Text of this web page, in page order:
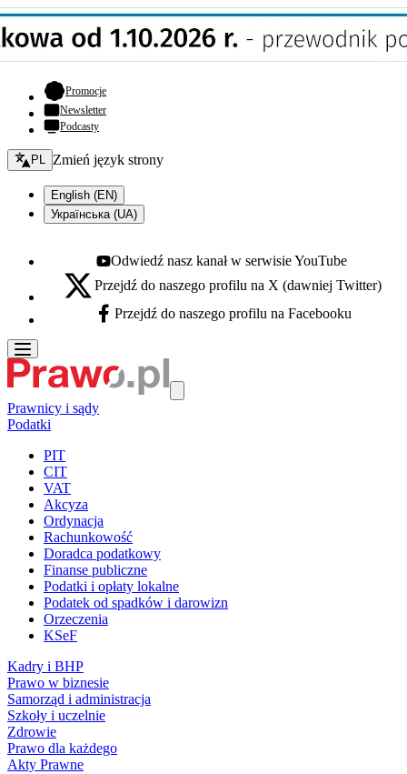
Promocje- otwiera się w nowej karcie
Newsletter
Podcasty
Zmień język - bieżący:
PL Zmień język strony
English (EN)
Українська (UA)
Youtube - otwiera się w nowej karcie
Odwiedź nasz kanał w serwisie YouTube
X - otwiera się w nowej karcie
Przejdź do naszego profilu na X (dawniej Twitter)
Facebook - otwiera się w nowej karcie
Przejdź do naszego profilu na Facebooku
Prawnicy i sądy
Podatki
PIT
CIT
VAT
Akcyza
Ordynacja
Rachunkowość
Doradca podatkowy
Finanse publiczne
Podatki i opłaty lokalne
Podatek od spadków i darowizn
Orzeczenia
KSeF
Kadry i BHP
Prawo w biznesie
Samorząd i administracja
Szkoły i uczelnie
Zdrowie
Prawo dla każdego
Akty Prawne